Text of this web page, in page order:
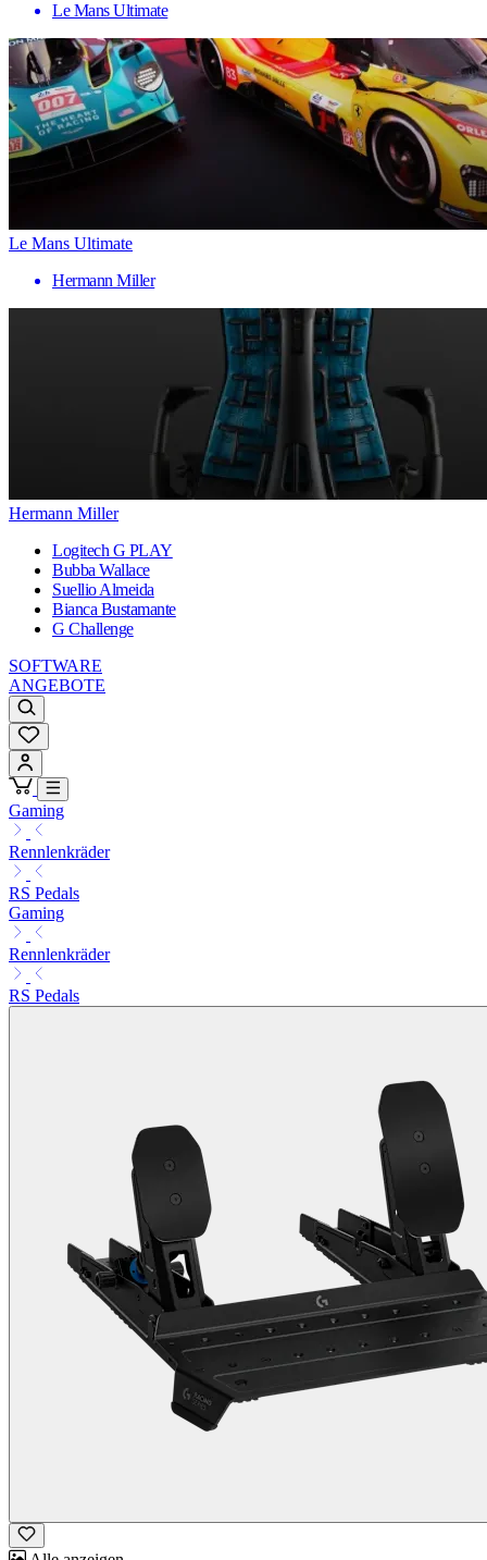
Le Mans Ultimate
Le Mans Ultimate
Hermann Miller
Hermann Miller
Logitech G PLAY
Bubba Wallace
Suellio Almeida
Bianca Bustamante
G Challenge
SOFTWARE
ANGEBOTE
Gaming
Rennlenkräder
RS Pedals
Gaming
Rennlenkräder
RS Pedals